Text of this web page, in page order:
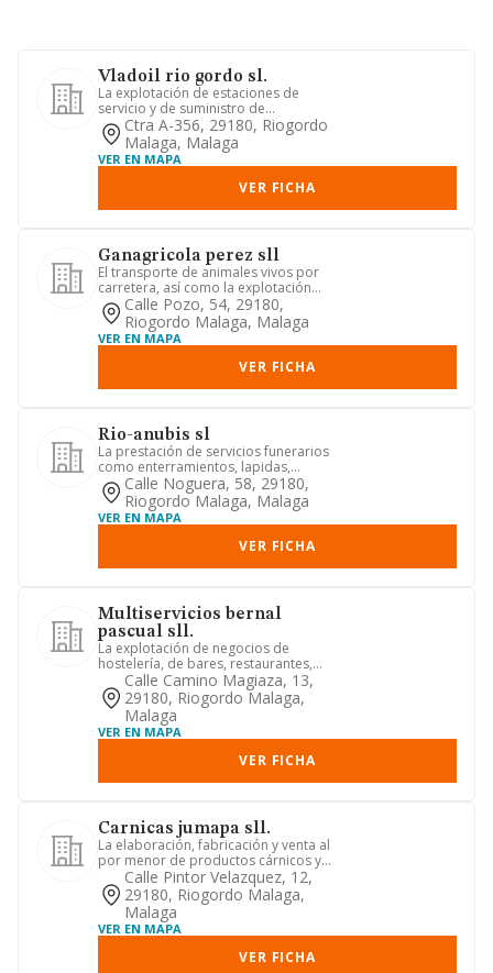
Vladoil rio gordo sl.
La explotación de estaciones de
servicio y de suministro de
combustibles, en toda su extensión,
med...
Ctra A-356, 29180, Riogordo
Malaga, Malaga
VER EN MAPA
VER FICHA
Ganagricola perez sll
El transporte de animales vivos por
carretera, así como la explotación
agrícola-ganadera y intermed...
Calle Pozo, 54, 29180,
Riogordo Malaga, Malaga
VER EN MAPA
VER FICHA
Rio-anubis sl
La prestación de servicios funerarios
como enterramientos, lapidas,
transformación de mármoles, la ...
Calle Noguera, 58, 29180,
Riogordo Malaga, Malaga
VER EN MAPA
VER FICHA
Multiservicios bernal
pascual sll.
La explotación de negocios de
hostelería, de bares, restaurantes,
cafeterías, pubs, heladerías, piz...
Calle Camino Magiaza, 13,
29180, Riogordo Malaga,
Malaga
VER EN MAPA
VER FICHA
Carnicas jumapa sll.
La elaboración, fabricación y venta al
por menor de productos cárnicos y
decharcutería
Calle Pintor Velazquez, 12,
29180, Riogordo Malaga,
Malaga
VER EN MAPA
VER FICHA